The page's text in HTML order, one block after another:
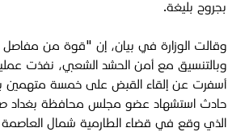
بجروح بليغة.
وقالت الوزارة في بيان، إن "قوة من مفاصل
وبالتنسيق مع أمن الحشد الشعبي، نفذت
أسفرت عن إلقاء القبض على خمسة
حادث استشهاد عضو مجلس محافظة بغداد
الذي وقع في قضاء الطارمية شمال العاصمة